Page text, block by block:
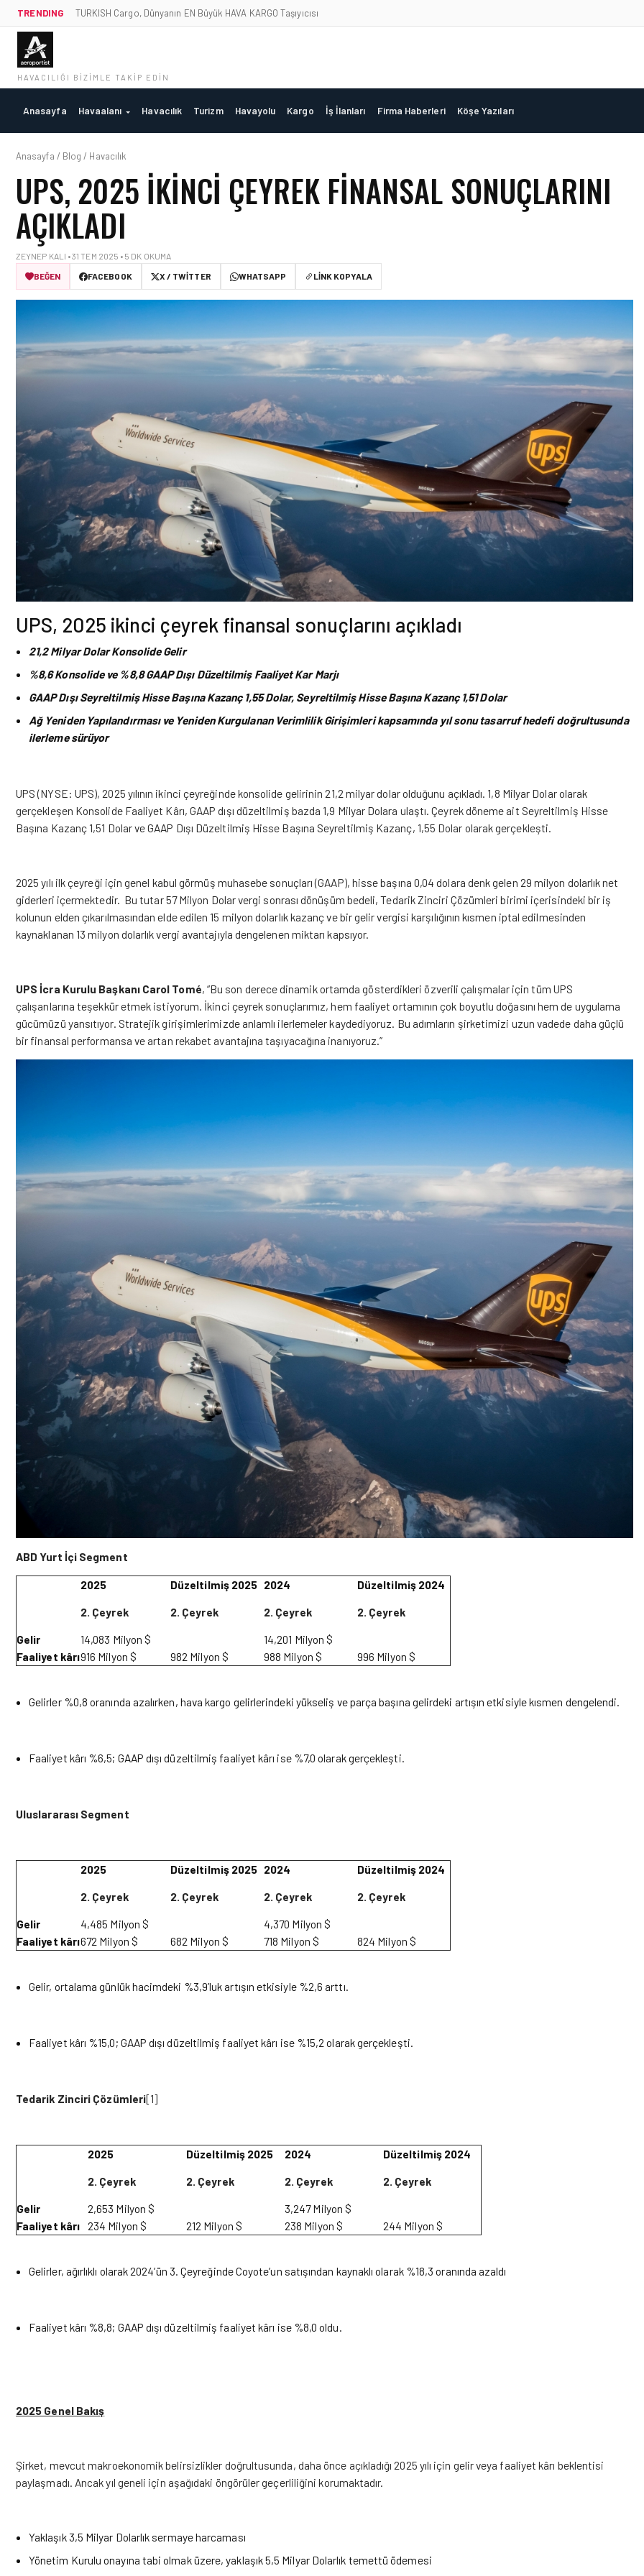
TRENDING TURKISH Cargo, Dünyanın EN Büyük HAVA KARGO Taşıyıcısı
HAVACILIĞI BIZIMLE TAKIP EDIN
Anasayfa Havaalanı Havacılık Turizm Havayolu Kargo İş İlanları Firma Haberleri Köşe Yazıları
Anasayfa / Blog / Havacılık
UPS, 2025 IKINCI ÇEYREK FINANSAL SONUÇLARINI
AÇIKLADI
ZEYNEP KALI • 31 TEM 2025 • 5 DK OKUMA
BEĞEN
FACEBOOK X / TWITTER WHATSAPP LINK KOPYALA
UPS, 2025 ikinci çeyrek finansal sonuçlarını açıkladı
21,2 Milyar Dolar Konsolide Gelir
%8,6 Konsolide ve %8,8 GAAP Dışı Düzeltilmiş Faaliyet Kar Marjı
GAAP Dışı Seyreltilmiş Hisse Başına Kazanç 1,55 Dolar, Seyreltilmiş Hisse Başına Kazanç 1,51 Dolar
Ağ Yeniden Yapılandırması ve Yeniden Kurgulanan Verimlilik Girişimleri kapsamında yıl sonu tasarruf hedefi doğrultusunda
ilerleme sürüyor
UPS (NYSE: UPS), 2025 yılının ikinci çeyreğinde konsolide gelirinin 21,2 milyar dolar olduğunu açıkladı. 1,8 Milyar Dolar olarak
gerçekleşen Konsolide Faaliyet Kârı, GAAP dışı düzeltilmiş bazda 1,9 Milyar Dolara ulaştı. Çeyrek döneme ait Seyreltilmiş Hisse
Başına Kazanç 1,51 Dolar ve GAAP Dışı Düzeltilmiş Hisse Başına Seyreltilmiş Kazanç, 1,55 Dolar olarak gerçekleşti.
2025 yılı ilk çeyreği için genel kabul görmüş muhasebe sonuçları (GAAP), hisse başına 0,04 dolara denk gelen 29 milyon dolarlık net
giderleri içermektedir. Bu tutar 57 Milyon Dolar vergi sonrası dönüşüm bedeli, Tedarik Zinciri Çözümleri birimi içerisindeki bir iş
kolunun elden çıkarılmasından elde edilen 15 milyon dolarlık kazanç ve bir gelir vergisi karşılığının kısmen iptal edilmesinden
kaynaklanan 13 milyon dolarlık vergi avantajıyla dengelenen miktarı kapsıyor.
UPS İcra Kurulu Başkanı Carol Tomé, “Bu son derece dinamik ortamda gösterdikleri özverili çalışmalar için tüm UPS
çalışanlarına teşekkür etmek istiyorum. İkinci çeyrek sonuçlarımız, hem faaliyet ortamının çok boyutlu doğasını hem de uygulama
gücümüzü yansıtıyor. Stratejik girişimlerimizde anlamlı ilerlemeler kaydediyoruz. Bu adımların şirketimizi uzun vadede daha güçlü
bir finansal performansa ve artan rekabet avantajına taşıyacağına inanıyoruz.”
ABD Yurt İçi Segment
2025
2. Çeyrek
Düzeltilmiş 2025
2. Çeyrek
2024
2. Çeyrek
Düzeltilmiş 2024
2. Çeyrek
Gelir
14,083 Milyon $
14,201 Milyon $
Faaliyet kârı916 Milyon $ 982 Milyon $ 988 Milyon $ 996 Milyon $
Gelirler %0,8 oranında azalırken, hava kargo gelirlerindeki yükseliş ve parça başına gelirdeki artışın etkisiyle kısmen dengelendi.
Faaliyet kârı %6,5; GAAP dışı düzeltilmiş faaliyet kârı ise %7,0 olarak gerçekleşti.
Uluslararası Segment
2025
2. Çeyrek
Düzeltilmiş 2025
2. Çeyrek
2024
2. Çeyrek
Düzeltilmiş 2024
2. Çeyrek
Gelir
4,485 Milyon $
4,370 Milyon $
Faaliyet kârı672 Milyon $ 682 Milyon $ 718 Milyon $ 824 Milyon $
Gelir, ortalama günlük hacimdeki %3,9’luk artışın etkisiyle %2,6 arttı.
Faaliyet kârı %15,0; GAAP dışı düzeltilmiş faaliyet kârı ise %15,2 olarak gerçekleşti.
Tedarik Zinciri Çözümleri[1]
2025
2. Çeyrek
Düzeltilmiş 2025
2. Çeyrek
2024
2. Çeyrek
Düzeltilmiş 2024
2. Çeyrek
Gelir
2,653 Milyon $
3,247 Milyon $
Faaliyet kârı 234 Milyon $ 212 Milyon $ 238 Milyon $ 244 Milyon $
Gelirler, ağırlıklı olarak 2024’ün 3. Çeyreğinde Coyote’un satışından kaynaklı olarak %18,3 oranında azaldı
Faaliyet kârı %8,8; GAAP dışı düzeltilmiş faaliyet kârı ise %8,0 oldu.
2025 Genel Bakış
Şirket, mevcut makroekonomik belirsizlikler doğrultusunda, daha önce açıkladığı 2025 yılı için gelir veya faaliyet kârı beklentisi
paylaşmadı. Ancak yıl geneli için aşağıdaki öngörüler geçerliliğini korumaktadır.
Yaklaşık 3,5 Milyar Dolarlık sermaye harcaması
Yönetim Kurulu onayına tabi olmak üzere, yaklaşık 5,5 Milyar Dolarlık temettü ödemesi